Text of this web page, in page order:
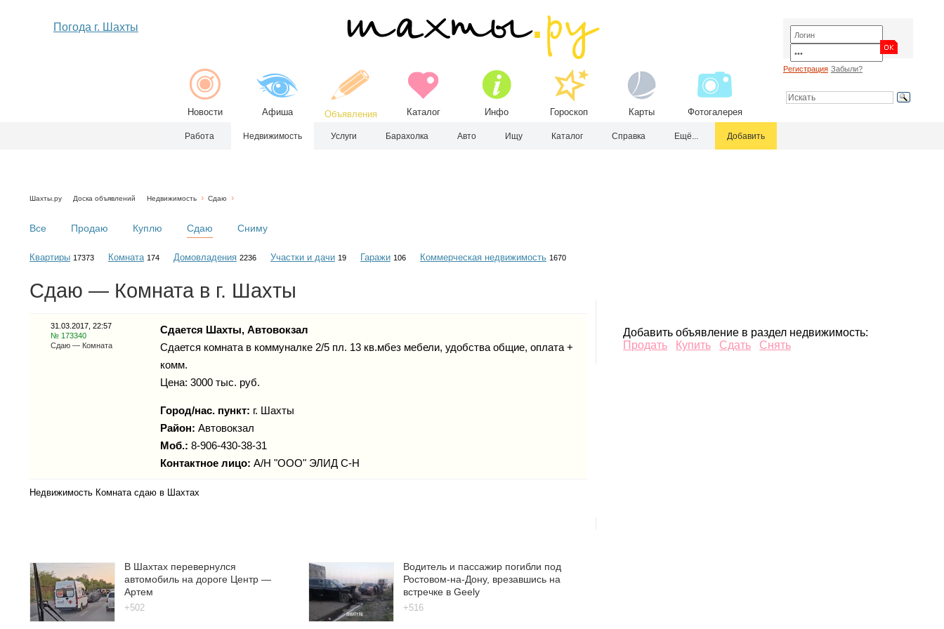
Погода г. Шахты
Новости Афиша Объявления Каталог Инфо Гороскоп Карты Фотогалерея
Регистрация Забыли?
Работа Недвижимость Услуги Барахолка Авто Ищу Каталог Справка Ещё... Добавить
Шахты.ру Доска объявлений Недвижимость Сдаю
Все Продаю Куплю Сдаю Сниму
Квартиры 17373 Комната 174 Домовладения 2236 Участки и дачи 19 Гаражи 106 Коммерческая недвижимость 1670
Сдаю — Комната в г. Шахты
31.03.2017, 22:57
№ 173340
Сдаю — Комната
Сдается Шахты, Автовокзал
Сдается комната в коммуналке 2/5 пл. 13 кв.мбез мебели, удобства общие, оплата +
комм.
Цена: 3000 тыс. руб.
Город/нас. пункт: г. Шахты
Район: Автовокзал
Моб.: 8-906-430-38-31
Контактное лицо: А/Н "ООО" ЭЛИД С-Н
Недвижимость Комната сдаю в Шахтах
Добавить объявление в раздел недвижимость:
Продать
Купить Сдать Снять
В Шахтах перевернулся
автомобиль на дороге Центр —
Артем
+502
Водитель и пассажир погибли под
Ростовом-на-Дону, врезавшись на
встречке в Geely
+516